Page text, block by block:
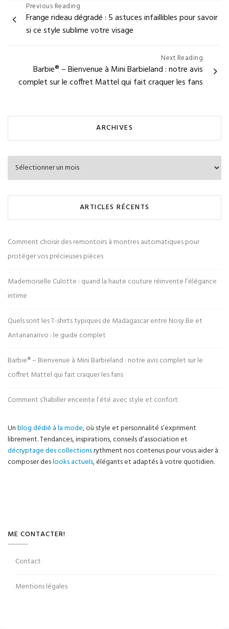
Navigation
de
l’article
Previous Reading
Frange rideau dégradé : 5 astuces infaillibles pour savoir
si ce style sublime votre visage
Next Reading
Barbie® – Bienvenue à Mini Barbieland : notre avis
complet sur le coffret Mattel qui fait craquer les fans
ARCHIVES
ARTICLES RÉCENTS
Comment choisir des remontoirs à montres automatiques pour
protéger vos précieuses pièces
Mademoiselle Culotte : quand la haute couture réinvente l’élégance
intime
Quels sont les T-shirts typiques de Madagascar entre Nosy Be et
Antananarivo : le guide complet
Barbie® – Bienvenue à Mini Barbieland : notre avis complet sur le
coffret Mattel qui fait craquer les fans
Comment s’habiller enceinte l’été avec style et confort
Unblog dédié à la mode, où style et personnalité s’expriment
librement. Tendances, inspirations, conseils d’association et
décryptage des collectionsrythment nos contenus pour vous aider à
composer deslooks actuels, élégants et adaptés à votre quotidien.
ME CONTACTER!
Contact
Mentions légales